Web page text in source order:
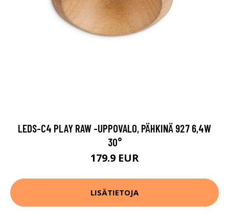
LEDS-C4 PLAY RAW -UPPOVALO, PÄHKINÄ 927 6,4W
30°
179.9 EUR
LISÄTIETOJA